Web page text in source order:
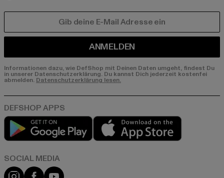
ANMELDEN
Informationen dazu, wie DefShop mit Deinen Daten umgeht, findest Du
in unserer Datenschutzerklärung. Du kannst Dich jederzeit kostenfei
abmelden. Datenschutzerklärung lesen.
Play market
Instagram
FacebookYouTube